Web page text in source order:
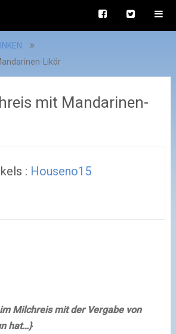
Likör
mit Mandarinen-
: Houseno15
Milchreis mit der Vergabe von
hat…}